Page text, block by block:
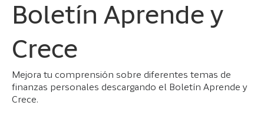
Boletín Aprende y
Crece
Mejora tu comprensión sobre diferentes temas de
finanzas personales descargando el Boletín Aprende y
Crece.